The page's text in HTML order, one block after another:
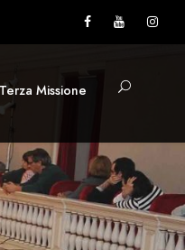
Terza Missione